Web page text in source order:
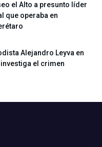
el Alto a presunto líder
que operaba en
Alejandro Leyva en
el crimen